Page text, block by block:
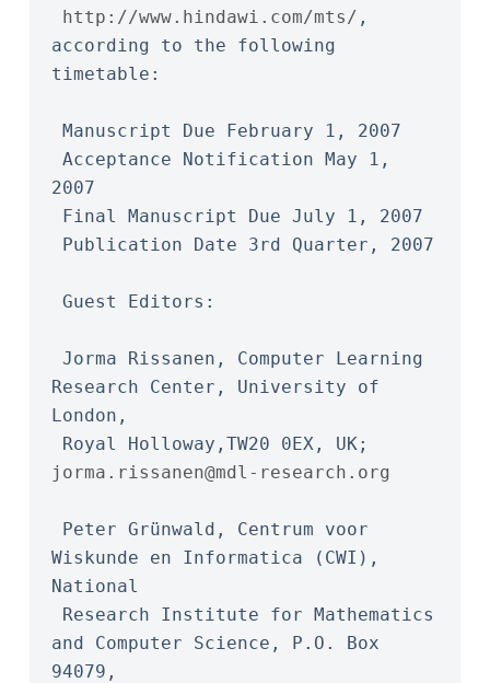
http://www.hindawi.com/mts/ ,
according to the following
timetable:
Manuscript Due February 1, 2007
2007
Final Manuscript Due July 1, 2007
Publication Date 3rd Quarter, 2007
Guest Editors:
Research Center, University of
London,
jorma.rissanen@mdl-research.org
Wiskunde en Informatica (CWI),
National
and Computer Science, P.O. Box
94079,